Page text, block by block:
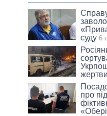
суду 6
жертви
про